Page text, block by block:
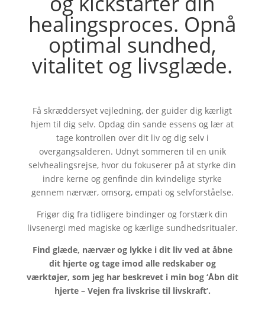
healingsproces. Opnå
optimal sundhed,
vitalitet og livsglæde.
Få skræddersyet vejledning, der guider dig kærligt
hjem til dig selv. Opdag din sande essens og lær at
tage kontrollen over dit liv og dig selv i
overgangsalderen. Udnyt sommeren til en unik
selvhealingsrejse, hvor du fokuserer på at styrke din
indre kerne og genfinde din kvindelige styrke
gennem nærvær, omsorg, empati og selvforståelse.
Frigør dig fra tidligere bindinger og forstærk din
livsenergi med magiske og kærlige sundhedsritualer.
Find glæde, nærvær og lykke i dit liv ved at åbne
dit hjerte og tage imod alle redskaber og
værktøjer, som jeg har beskrevet i min bog ‘Åbn dit
hjerte – Vejen fra livskrise til livskraft’.